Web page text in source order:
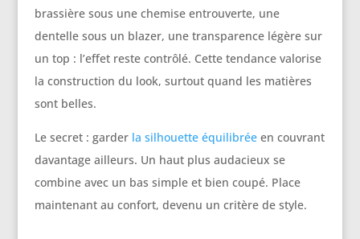
brassière sous une chemise entrouverte, une
dentelle sous un blazer, une transparence légère sur
un top : l’effet reste contrôlé. Cette tendance valorise
la construction du look, surtout quand les matières
sont belles.
Le secret : garder la silhouette équilibréeen couvrant
davantage ailleurs. Un haut plus audacieux se
combine avec un bas simple et bien coupé. Place
maintenant au confort, devenu un critère de style.